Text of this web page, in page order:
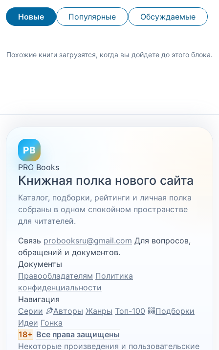
Новые Популярные Обсуждаемые
Похожие книги загрузятся, когда вы дойдете до этого блока.
PB
PRO Books
Книжная полка нового сайта
Каталог, подборки, рейтинги и личная полка
собраны в одном спокойном пространстве
для читателей.
Связь probooksru@gmail.com Для вопросов,
обращений и документов.
Документы
Правообладателям Политика
конфиденциальности
Навигация
Серии
Авторы Жанры Топ-100
Подборки
Идеи Гонка
18+ Все права защищены
Некоторые произведения и пользовательские